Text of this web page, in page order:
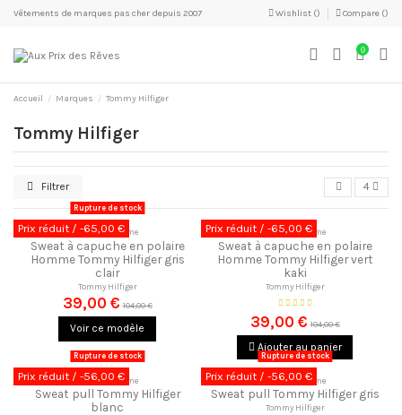
Vêtements de marques pas cher depuis 2007 Wishlist () Compare ()
0
Accueil Marques Tommy Hilfiger
Tommy Hilfiger
Filtrer 4
Prix réduit / -65,00 €
Rupture de stock
Sweats Homme
Sweat à capuche en polaire
Homme Tommy Hilfiger gris
clair
Tommy Hilfiger
39,00 € 104,00 €
Voir ce modèle
Prix réduit / -65,00 €
Sweats Homme
Sweat à capuche en polaire
Homme Tommy Hilfiger vert
kaki
Tommy Hilfiger
39,00 € 104,00 €
Ajouter au panier
Prix réduit / -56,00 €
Rupture de stock
Sweats Homme
Sweat pull Tommy Hilfiger
blanc
Prix réduit / -56,00 €
Rupture de stock
Sweats Homme
Sweat pull Tommy Hilfiger gris
Tommy Hilfiger